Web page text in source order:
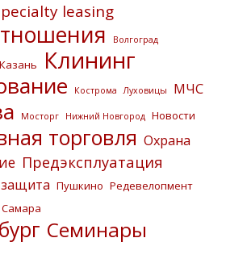
leasing
Волгоград
Казань Клининг
Кострома Луховицы МЧС
Мосторг Нижний Новгород Новости
торговля Охрана
Предэксплуатация
Пушкино Редевелопмент
Самара
Семинары